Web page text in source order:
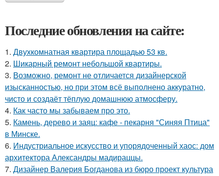
Последние обновления на сайте:
1. Двухкомнатная квартира площадью 53 кв.
2. Шикарный ремонт небольшой квартиры.
3. Возможно, ремонт не отличается дизайнерской
изысканностью, но при этом всё выполнено аккуратно,
чисто и создаёт тёплую домашнюю атмосферу.
4. Как часто мы забываем про это.
5. Камень, дерево и заяц: кафе - пекарня "Синяя Птица"
в Минске.
6. Индустриальное искусство и упорядоченный хаос: дом
архитектора Александры мадираццы.
7. Дизайнер Валерия Богданова из бюро проект культура